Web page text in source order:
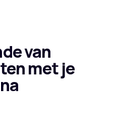
van
met je